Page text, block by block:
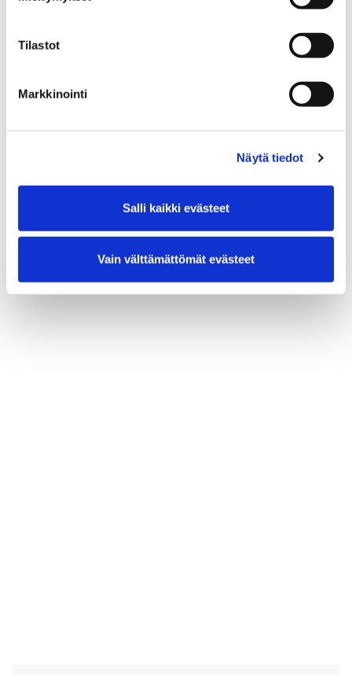
Tilastot
Markkinointi
Näytä tiedot
Salli kaikki evästeet
Vain välttämättömät evästeet
Kymppikorttikonsertti
VÄLIAIKA: Ei
Musiikki ja keikat Teatteri ja esitykset